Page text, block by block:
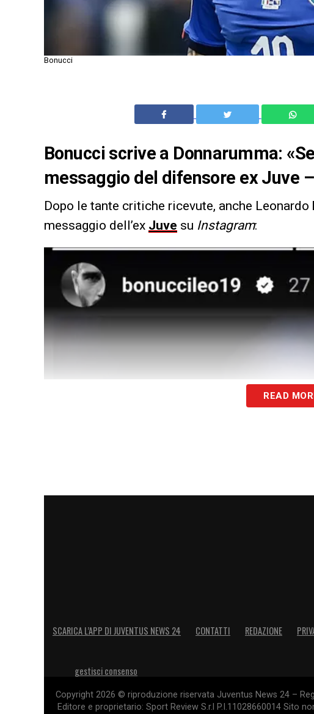
Bonucci
Bonucci scrive a Donnarumma:
messaggio del difensore ex Juve –
Dopo le tante critiche ricevute, anche Leonardo
messaggio dell’ex Juve su Instagram:
READ
SCARICA L’APP DI JUVENTUS NEWS 24 CONTATTI REDAZIONE
gestisci consenso
Copyright 2026 © riproduzione riservata Juventus News 24 –
Editore e proprietario: Sport Review S.r.l P.I.11028660014 Sito